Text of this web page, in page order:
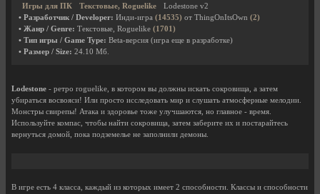
Игры для ПК
Текстовые, Roguelike
Lodestone v2
• Разработчик / Developer: Инди-игра (14535) от ThingOnItsOwn (2)
• Жанр / Genre: Текстовые, Roguelike (1701)
• Тип игры / Game Type: Beta-версия (игра еще в разработке)
• Размер / Size: 24.10 Мб.
Lodestone - ретро roguelike, в котором вы должны искать сокровища, а затем
убираться восвояси! Или просто исследовать мир и слушать атмосферные мелодии.
Монстры свирепы! Атака и здоровье тоже улучшаются, но главное - время.
Используйте компас, чтобы найти сокровища, затем заберите их и постарайтесь
вернуться домой, пока подземелье не заполнили демоны.
В игре есть 4 класса, каждый из которых имеет 2 способности. Классы и способности